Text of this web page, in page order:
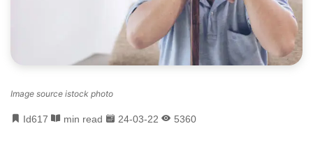
Image source istock photo
Id617 min read 24-03-22 5360